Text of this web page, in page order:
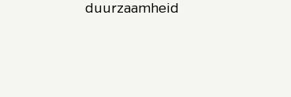
duurzaamheid